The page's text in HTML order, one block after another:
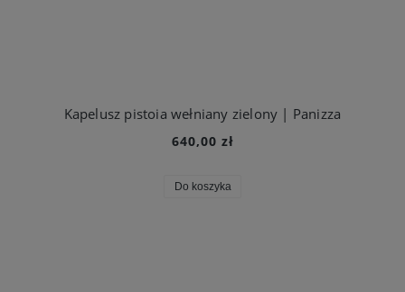
Kapelusz pistoia wełniany zielony | Panizza
640,00 zł
Do koszyka